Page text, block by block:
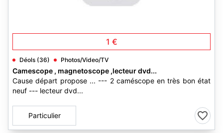
1 €
Déols (36) Photos/Video/TV
Camescope , magnetoscope ,lecteur dvd...
Cause départ propose ... --- 2 caméscope en très bon état
neuf --- lecteur dvd...
Particulier